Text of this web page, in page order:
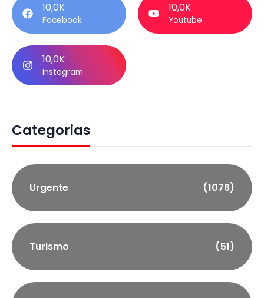
10,0K
Facebook
10,0K
Youtube
10,0K
Instagram
Categorias
Urgente (1076)
Turismo (51)